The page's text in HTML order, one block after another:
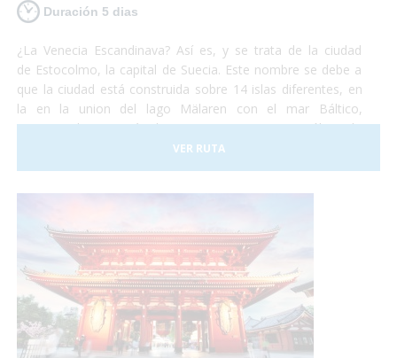
Duración 5 dias
¿La Venecia Escandinava? Así es, y se trata de la ciudad
de Estocolmo, la capital de Suecia. Este nombre se debe a
que la ciudad está construida sobre 14 islas diferentes, en
la en la union del lago Mälaren con el mar Báltico,
comunicadas por más de cincuenta puentes. No sólo es la
capital de Suecia sino que se la puede considerar como una
de las capitales del mundo, líder en muchos de los campos
y, ¡Vete ya a conocer la fantástica ciudad de Estocolmo!¡No
te defraudará! Y no debes preocuparte por nada, ¡Sólo de
disfrutar!
VER RUTA